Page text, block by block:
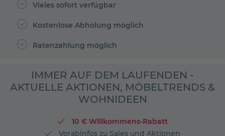
Vieles sofort verfügbar
Kostenlose Abholung möglich
Ratenzahlung möglich
IMMER AUF DEM LAUFENDEN -
AKTUELLE AKTIONEN, MÖBELTRENDS &
WOHNIDEEN
10 € Willkommens-Rabatt
Vorabinfos zu Sales und Aktionen